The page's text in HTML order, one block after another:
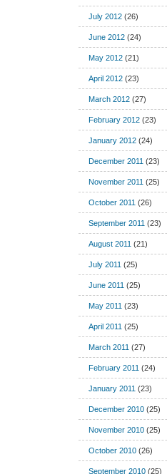
July 2012 (26)
June 2012 (24)
May 2012 (21)
April 2012 (23)
March 2012 (27)
February 2012 (23)
January 2012 (24)
December 2011 (23)
November 2011 (25)
October 2011 (26)
September 2011 (23)
August 2011 (21)
July 2011 (25)
June 2011 (25)
May 2011 (23)
April 2011 (25)
March 2011 (27)
February 2011 (24)
January 2011 (23)
December 2010 (25)
November 2010 (25)
October 2010 (26)
September 2010 (25)